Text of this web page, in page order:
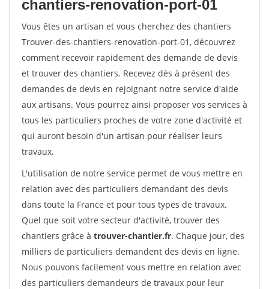
chantiers-renovation-port-01
Vous êtes un artisan et vous cherchez des chantiers
Trouver-des-chantiers-renovation-port-01, découvrez
comment recevoir rapidement des demande de devis
et trouver des chantiers. Recevez dès à présent des
demandes de devis en rejoignant notre service d'aide
aux artisans. Vous pourrez ainsi proposer vos services à
tous les particuliers proches de votre zone d'activité et
qui auront besoin d'un artisan pour réaliser leurs
travaux.
L'utilisation de notre service permet de vous mettre en
relation avec des particuliers demandant des devis
dans toute la France et pour tous types de travaux.
Quel que soit votre secteur d'activité, trouver des
chantiers grâce à trouver-chantier.fr. Chaque jour, des
milliers de particuliers demandent des devis en ligne.
Nous pouvons facilement vous mettre en relation avec
des particuliers demandeurs de travaux pour leur